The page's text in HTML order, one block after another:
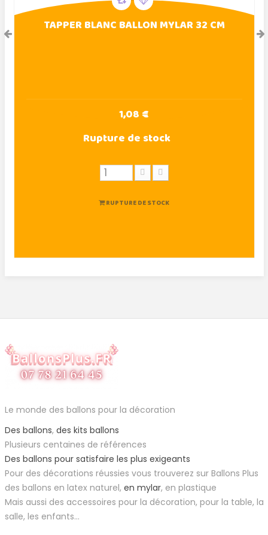
TAPPER BLANC BALLON MYLAR 32 CM
1,08 €
Rupture de stock
RUPTURE DE STOCK
Le monde des ballons pour la décoration
Des ballons, des kits ballons
Plusieurs centaines de références
Des ballons pour satisfaire les plus exigeants
Pour des décorations réussies vous trouverez sur Ballons Plus
des ballons en latex naturel, en mylar, en plastique
Mais aussi des accessoires pour la décoration, pour la table, la
salle, les enfants...